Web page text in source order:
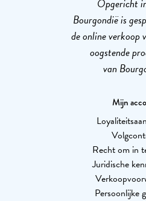
Bourgondië is
de online verkoop
oogstende
van
Mijn
Recht om in
Juridische
Persoonlijke